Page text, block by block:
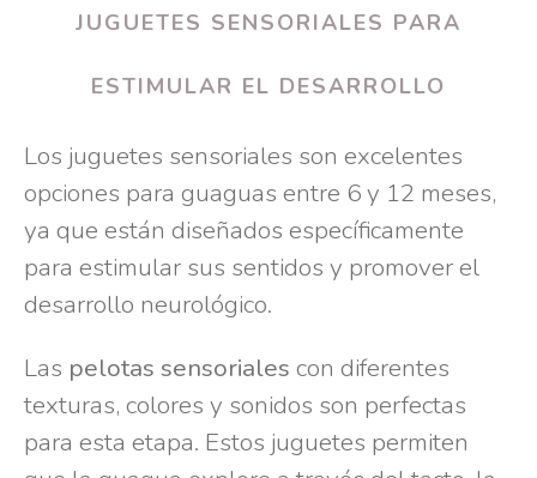
JUGUETES SENSORIALES PARA
ESTIMULAR EL DESARROLLO
Los juguetes sensoriales son excelentes
opciones para guaguas entre 6 y 12 meses,
ya que están diseñados específicamente
para estimular sus sentidos y promover el
desarrollo neurológico.
Las pelotas sensoriales con diferentes
texturas, colores y sonidos son perfectas
para esta etapa. Estos juguetes permiten